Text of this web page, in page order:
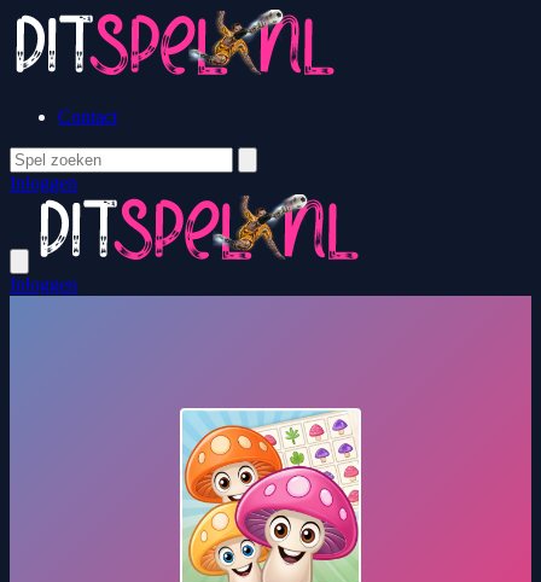
Contact
Inloggen
Inloggen